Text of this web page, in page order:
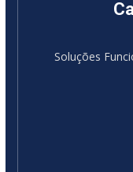
Soluções